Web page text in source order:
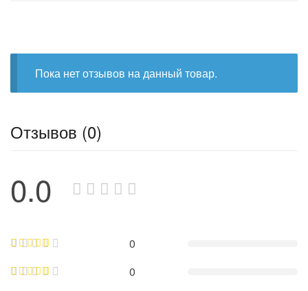
Пока нет отзывов на данный товар.
Отзывов (0)
0.0
0
0